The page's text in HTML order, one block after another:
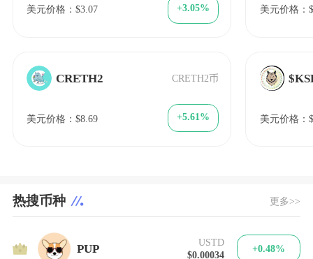
美元价格：$3.07 +3.05%
CRETH2 CRETH2币
美元价格：$8.69 +5.61%
美元价格：
美元价格：
热搜币种 更多>>
1 PUP
USTD
$0.00034
+0.48%